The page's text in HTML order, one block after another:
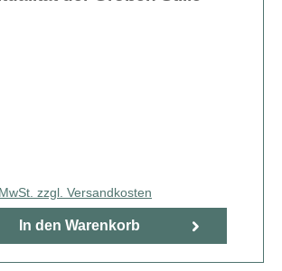
zzgl. Versandkosten
In den Warenkorb